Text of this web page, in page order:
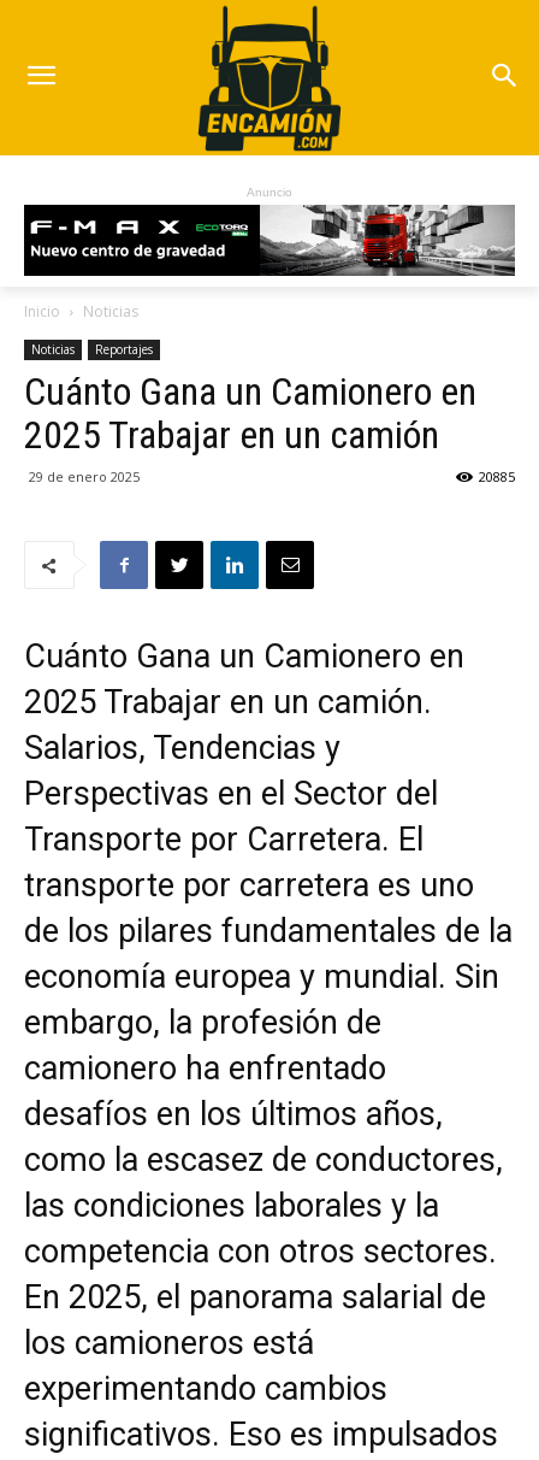
Anuncio
Inicio Noticias
Noticias Reportajes
Cuánto Gana un Camionero en
2025 Trabajar en un camión
29 de enero 2025 20885
Cuánto Gana un Camionero en
2025 Trabajar en un camión.
Salarios, Tendencias y
Perspectivas en el Sector del
Transporte por Carretera. El
transporte por carretera es uno
de los pilares fundamentales de la
economía europea y mundial. Sin
embargo, la profesión de
camionero ha enfrentado
desafíos en los últimos años,
como la escasez de conductores,
las condiciones laborales y la
competencia con otros sectores.
En 2025, el panorama salarial de
los camioneros está
experimentando cambios
significativos. Eso es impulsados